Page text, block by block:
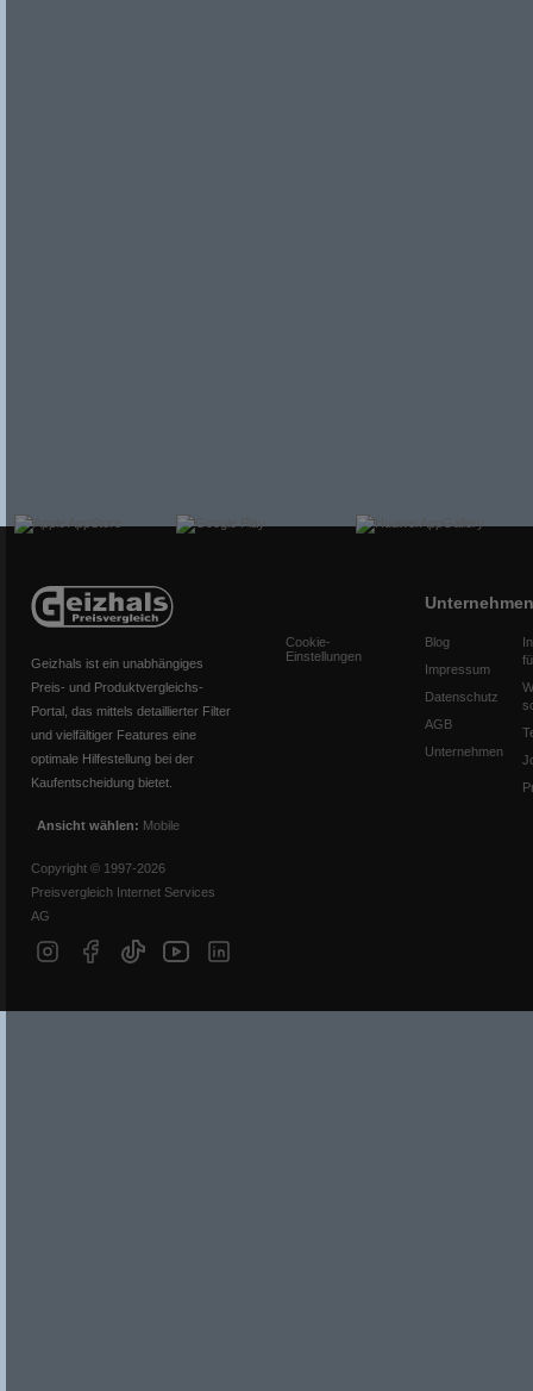
Geizhals ist ein unabhängiges
Preis- und Produktvergleichs-
Portal, das mittels detaillierter Filter
und vielfältiger Features eine
optimale Hilfestellung bei der
Kaufentscheidung bietet.
Ansicht wählen: Mobile
Copyright © 1997-2026
Preisvergleich Internet Services
AG
Cookie-
Einstellungen
Unternehmen
Blog
Impressum
Datenschutz
AGB
Unternehmen